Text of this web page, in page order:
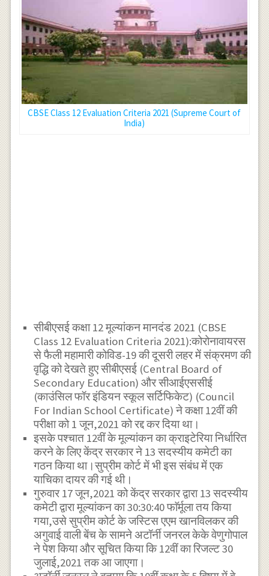
CBSE Class 12 Evaluation Criteria 2021 (Supreme Court of
India)
सीबीएसई कक्षा 12 मूल्यांकन मानदंड 2021 (CBSE
Class 12 Evaluation Criteria 2021):कोरोनावायरस
से फैली महामारी कोविड-19 की दूसरी लहर में संक्रमण की
वृद्धि को देखते हुए सीबीएसई (Central Board of
Secondary Education) और सीआईएससीई
(काउंसिल फॉर इंडियन स्कूल सर्टिफिकेट) (Council
For Indian School Certificate) ने कक्षा 12वीं की
परीक्षा को 1 जून,2021 को रद्द कर दिया था।
इसके पश्चात 12वीं के मूल्यांकन का क्राइटेरिया निर्धारित
करने के लिए केंद्र सरकार ने 13 सदस्यीय कमेटी का
गठन किया था।सुप्रीम कोर्ट में भी इस संबंध में एक
याचिका दायर की गई थी।
गुरुवार 17 जून,2021 को केंद्र सरकार द्वारा 13 सदस्यीय
कमेटी द्वारा मूल्यांकन का 30:30:40 फाॅर्मूला तय किया
गया,उसे सुप्रीम कोर्ट के जस्टिस एएम खानविलकर की
अगुवाई वाली बेंच के सामने अटॉर्नी जनरल केके वेणुगोपाल
ने पेश किया और सूचित किया कि 12वीं का रिजल्ट 30
जुलाई,2021 तक आ जाएगा।